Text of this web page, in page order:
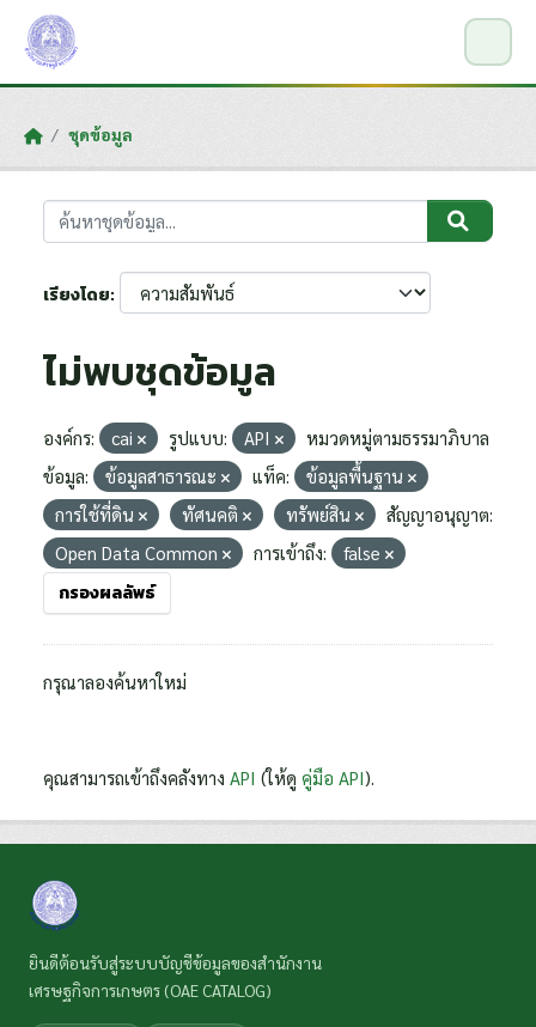
Skip to main content
ชุดข้อมูล
เรียงโดย
ไม่พบชุดข้อมูล
องค์กร: cai รูปแบบ: API
หมวดหมู่ตามธรรมาภิบาล
ข้อมูล:
ข้อมูลสาธารณะ แท็ค:
ข้อมูลพื้นฐาน
การใช้ที่ดิน
ทัศนคติ ทรัพย์สิน
สัญญาอนุญาต:
Open Data Common
การเข้าถึง: false
กรองผลลัพธ์
กรุณาลองค้นหาใหม่
คุณสามารถเข้าถึงคลังทาง API (ให้ดู คู่มือ API).
ยินดีต้อนรับสู่ระบบบัญชีข้อมูลของสำนักงาน
เศรษฐกิจการเกษตร (OAE CATALOG)